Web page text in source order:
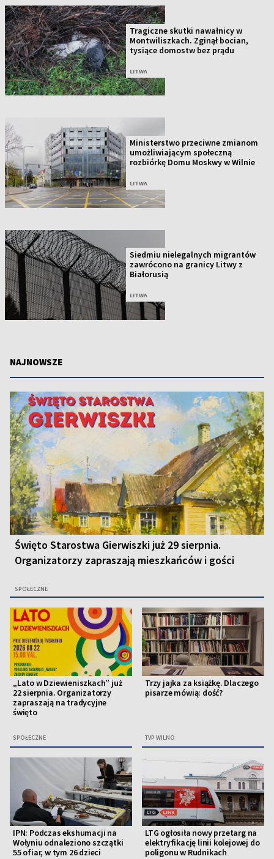
Tragiczne skutki nawałnicy w
Montwiliszkach. Zginął bocian,
tysiące domostw bez prądu
LITWA
Ministerstwo przeciwne zmianom
umożliwiającym społeczną
rozbiórkę Domu Moskwy w Wilnie
LITWA
Siedmiu nielegalnych migrantów
zawrócono na granicy Litwy z
Białorusią
LITWA
NAJNOWSZE
Święto Starostwa Gierwiszki już 29 sierpnia.
Organizatorzy zapraszają mieszkańców i gości
SPOŁECZNE
„Lato w Dziewieniszkach” już
22 sierpnia. Organizatorzy
zapraszają na tradycyjne
święto
SPOŁECZNE
Trzy jajka za książkę. Dlaczego
pisarze mówią: dość?
TVP WILNO
IPN: Podczas ekshumacji na
Wołyniu odnaleziono szczątki
55 ofiar, w tym 26 dzieci
LTG ogłosiła nowy przetarg na
elektryfikację linii kolejowej do
poligonu w Rudnikach